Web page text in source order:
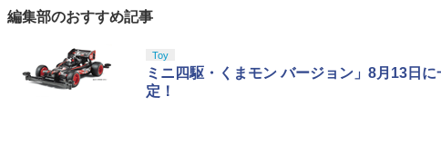
編集部のおすすめ記事
Toy
ミニ四駆・くまモン バージョン」8月13日
定！